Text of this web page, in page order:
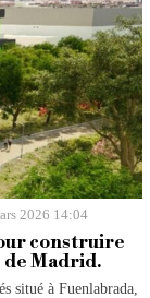
2026 14:04
construire
de Madrid.
situé à Fuenlabrada,